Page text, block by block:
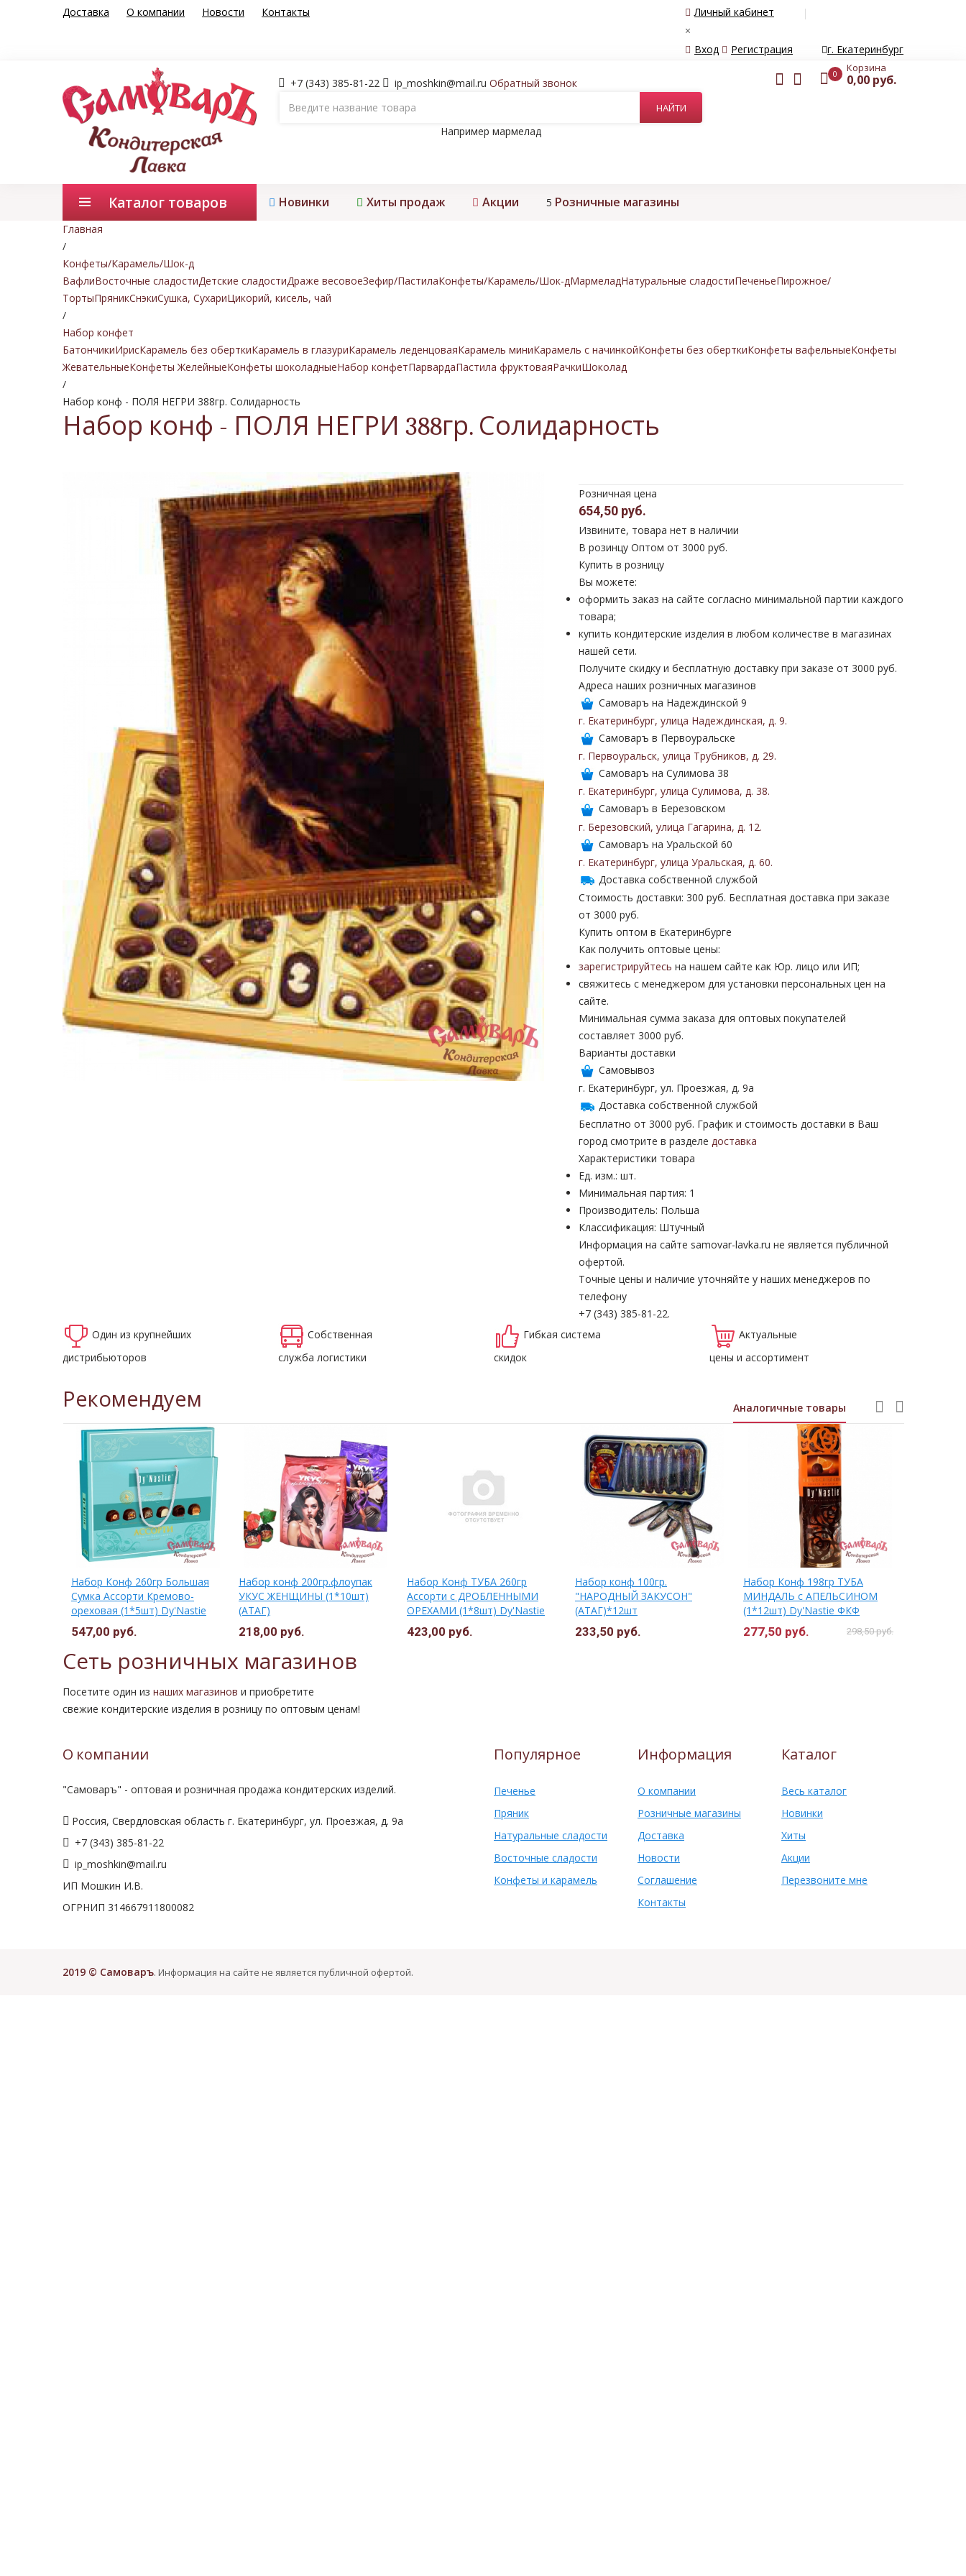
Доставка О компании Новости Контакты
Личный кабинет
×
Вход
Регистрация г. Екатеринбург
+7 (343) 385-81-22 ip_moshkin@mail.ru Обратный звонок
Например мармелад
0 Корзина
0,00 руб.
Каталог товаров Новинки Хиты продаж Акции 5 Розничные магазины
Главная
/
Конфеты/Карамель/Шок-д
ВафлиВосточные сладостиДетские сладостиДраже весовоеЗефир/ПастилаКонфеты/Карамель/Шок-дМармеладНатуральные сладостиПеченьеПирожное/
ТортыПряникСнэкиСушка, СухариЦикорий, кисель, чай
/
Набор конфет
БатончикиИрисКарамель без оберткиКарамель в глазуриКарамель леденцоваяКарамель миниКарамель с начинкойКонфеты без оберткиКонфеты вафельныеКонфеты
ЖевательныеКонфеты ЖелейныеКонфеты шоколадныеНабор конфетПарвардаПастила фруктоваяРачкиШоколад
/
Набор конф - ПОЛЯ НЕГРИ 388гр. Солидарность
Набор конф - ПОЛЯ НЕГРИ 388гр. Солидарность
Розничная цена
654,50 руб.
Извините, товара нет в наличии
В розинцу Оптом от 3000 руб.
Купить в розницу
Вы можете:
оформить заказ на сайте согласно минимальной партии каждого
товара;
купить кондитерские изделия в любом количестве в магазинах
нашей сети.
Получите скидку и бесплатную доставку при заказе от 3000 руб.
Адреса наших розничных магазинов
Самоваръ на Надеждинской 9
г. Екатеринбург, улица Надеждинская, д. 9.
Самоваръ в Первоуральске
г. Первоуральск, улица Трубников, д. 29.
Самоваръ на Сулимова 38
г. Екатеринбург, улица Сулимова, д. 38.
Самоваръ в Березовском
г. Березовский, улица Гагарина, д. 12.
Самоваръ на Уральской 60
г. Екатеринбург, улица Уральская, д. 60.
Доставка собственной службой
Стоимость доставки: 300 руб. Бесплатная доставка при заказе
от 3000 руб.
Купить оптом в Екатеринбурге
Как получить оптовые цены:
зарегистрируйтесь на нашем сайте как Юр. лицо или ИП;
свяжитесь с менеджером для установки персональных цен на
сайте.
Минимальная сумма заказа для оптовых покупателей
составляет 3000 руб.
Варианты доставки
Самовывоз
г. Екатеринбург, ул. Проезжая, д. 9а
Доставка собственной службой
Бесплатно от 3000 руб. График и стоимость доставки в Ваш
город смотрите в разделе доставка
Характеристики товара
Ед. изм.: шт.
Минимальная партия: 1
Производитель: Польша
Классификация: Штучный
Информация на сайте samovar-lavka.ru не является публичной
офертой.
Точные цены и наличие уточняйте у наших менеджеров по
телефону
+7 (343) 385-81-22.
Один из крупнейших
дистрибьюторов
Собственная
служба логистики
Гибкая система
скидок
Актуальные
цены и ассортимент
Рекомендуем Аналогичные товары
Набор Конф 260гр Большая
Сумка Ассорти Кремово-
ореховая (1*5шт) Dy'Nastie
ФКФ г.Фрязино
547,00 руб.
Набор конф 200гр.флоупак
УКУС ЖЕНЩИНЫ (1*10шт)
(АТАГ)
218,00 руб.
Набор Конф ТУБА 260гр
Ассорти с ДРОБЛЕННЫМИ
ОРЕХАМИ (1*8шт) Dy'Nastie
ФКФ г.Фрязино
423,00 руб.
Набор конф 100гр.
"НАРОДНЫЙ ЗАКУСОН"
(АТАГ)*12шт
233,50 руб.
Набор Конф 198гр ТУБА
МИНДАЛЬ с АПЕЛЬСИНОМ
(1*12шт) Dy'Nastie ФКФ
г.Фрязино
277,50 руб. 298,50 руб.
Сеть розничных магазинов
Посетите один из наших магазинов и приобретите
свежие кондитерские изделия в розницу по оптовым ценам!
О компании
"Самоваръ" - оптовая и розничная продажа кондитерских изделий.
Россия, Свердловская область г. Екатеринбург, ул. Проезжая, д. 9а
+7 (343) 385-81-22
ip_moshkin@mail.ru
ИП Мошкин И.В.
ОГРНИП 314667911800082
Популярное
Печенье
Пряник
Натуральные сладости
Восточные сладости
Конфеты и карамель
Информация
О компании
Розничные магазины
Доставка
Новости
Соглашение
Контакты
Каталог
Весь каталог
Новинки
Хиты
Акции
Перезвоните мне
2019 © Самоваръ. Информация на сайте не является публичной офертой.